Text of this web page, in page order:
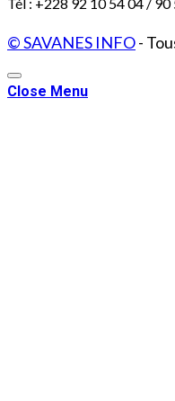
Tél : +228 92 10 54 04 / 90
© SAVANES INFO-
Close Menu